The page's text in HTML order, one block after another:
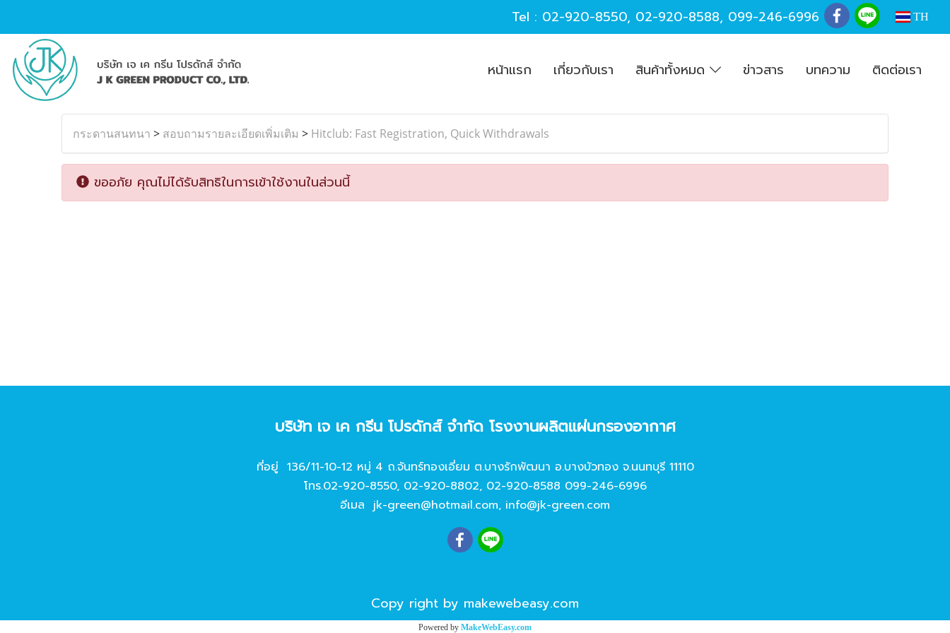
Tel : 02-920-8550, 02-920-8588, 099-246-6996 TH
หน้าแรก เกี่ยวกับเรา สินค้าทั้งหมด ข่าวสาร บทความ ติดต่อเรา
กระดานสนทนา > สอบถามรายละเอียดเพิ่มเติม > Hitclub: Fast Registration, Quick Withdrawals
ขออภัย คุณไม่ได้รับสิทธิในการเข้าใช้งานในส่วนนี้
บริษัท เจ เค กรีน โปรดักส์ จํากัด โรงงานผลิตแผ่นกรองอากาศ
ที่อยู่ 136/11-10-12 หมู่ 4 ถ.จันทร์ทองเอี่ยม ต.บางรักพัฒนา อ.บางบัวทอง จ.นนทบุรี 11110
โทร.02-920-8550, 02-920-8802, 02-920-8588 099-246-6996
อีเมล jk-green@hotmail.com, info@jk-green.com
Copy right by makewebeasy.com
Powered by MakeWebEasy.com